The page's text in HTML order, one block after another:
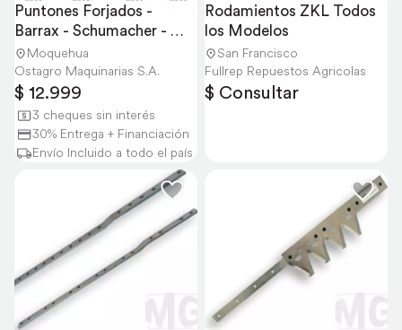
Puntones Forjados -
Barrax - Schumacher -
Cutmax - MG
Moquehua
Ostagro Maquinarias S.A.
$ 12.999
3 cheques sin interés
30% Entrega + Financiación
Envío Incluido a todo el país
Rodamientos ZKL Todos
los Modelos
San Francisco
Fullrep Repuestos Agricolas
$ Consultar